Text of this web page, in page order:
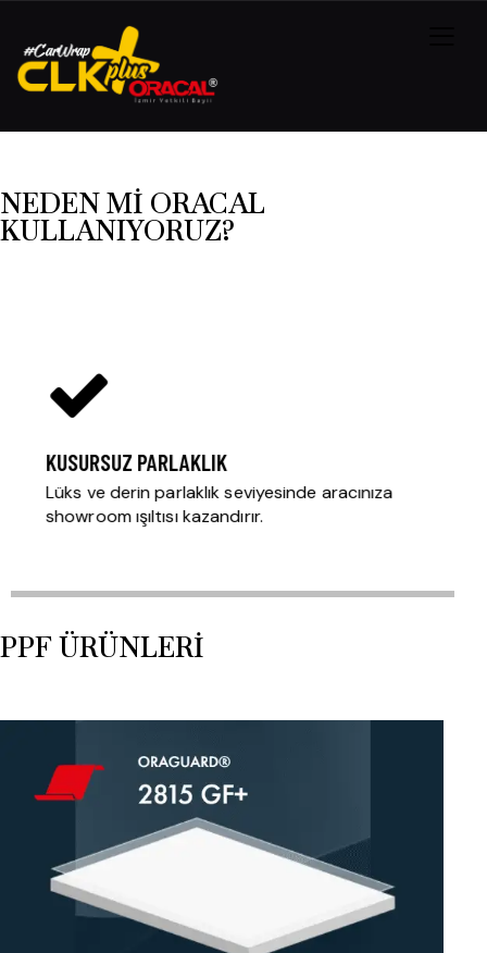
NEDEN MI ORACAL
KULLANIYORUZ?
KUSURSUZ PARLAKLIK
Lüks ve derin parlaklık seviyesinde aracınıza
showroom ışıltısı kazandırır.
PPF ÜRÜNLERI